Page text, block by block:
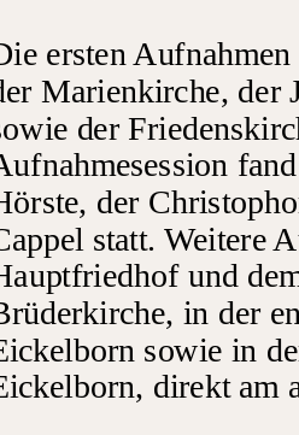
ersten
Marienkirche, der
der
der
statt. Weitere
und
in der
sowie in
direkt am